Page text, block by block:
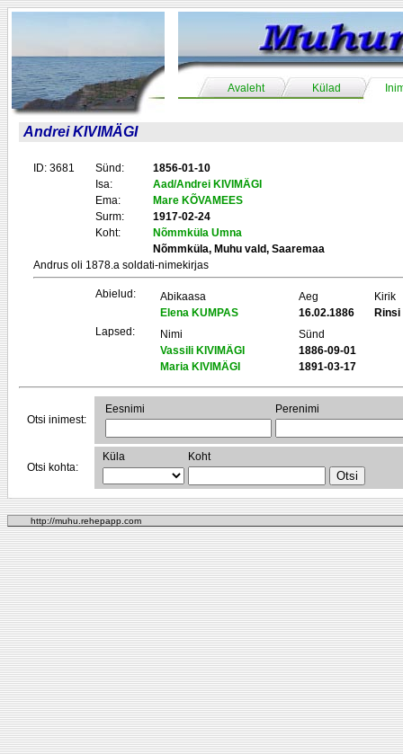
Avaleht Külad
Andrei KIVIMÄGI
ID: 3681 Sünd:
1856-01-10
Isa:
Aad/Andrei KIVIMÄGI
Ema:
Mare KÕVAMEES
Surm:
1917-02-24
Koht:
Nõmmküla Umna
Nõmmküla, Muhu vald, Saaremaa
Andrus oli 1878.a soldati-nimekirjas
Abielud: Abikaasa Aeg
Kirik
Elena KUMPAS
16.02.1886
Rinsi
Lapsed:
Nimi
Sünd
Vassili KIVIMÄGI
1886-09-01
Maria KIVIMÄGI
1891-03-17
Otsi inimest:
Eesnimi Perenimi
Otsi kohta:
Küla Koht
http://muhu.rehepapp.com